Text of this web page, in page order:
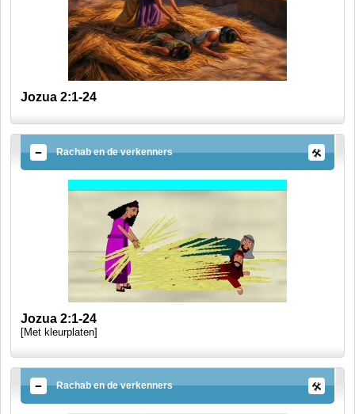
Jozua 2:1-24
Rachab en de verkenners
Jozua 2:1-24
[Met kleurplaten]
Rachab en de verkenners